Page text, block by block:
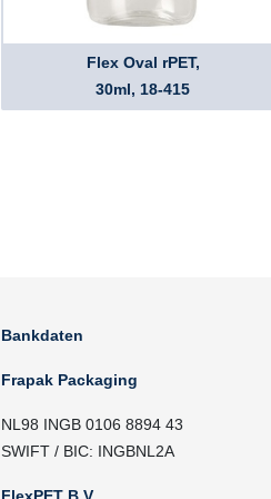
Flex Oval rPET,
30ml, 18-415
Bankdaten
Frapak Packaging
NL98 INGB 0106 8894 43
SWIFT / BIC: INGBNL2A